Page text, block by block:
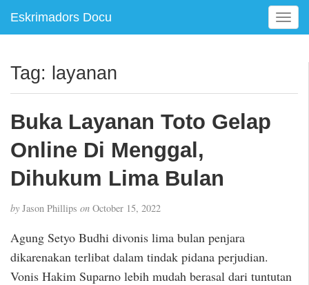
Eskrimadors Docu
T
o
e
Tag: layanan
Buka Layanan Toto Gelap
Online Di Menggal,
Dihukum Lima Bulan
by Jason Phillips on October 15, 2022
Agung Setyo Budhi divonis lima bulan penjara
dikarenakan terlibat dalam tindak pidana perjudian.
Vonis Hakim Suparno lebih mudah berasal dari tuntutan